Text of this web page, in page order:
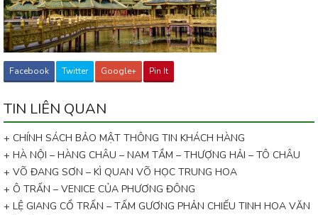
Facebook Twitter Google+ Pin It
TIN LIÊN QUAN
+ CHÍNH SÁCH BẢO MẬT THÔNG TIN KHÁCH HÀNG
+ HÀ NỘI – HÀNG CHÂU – NAM TẦM – THƯỢNG HẢI – TÔ CHÂU
+ VÕ ĐANG SƠN – KÌ QUAN VÕ HỌC TRUNG HOA
+ Ô TRẤN – VENICE CỦA PHƯƠNG ĐÔNG
+ LỆ GIANG CỔ TRẤN – TẤM GƯƠNG PHẢN CHIẾU TINH HOA VĂN